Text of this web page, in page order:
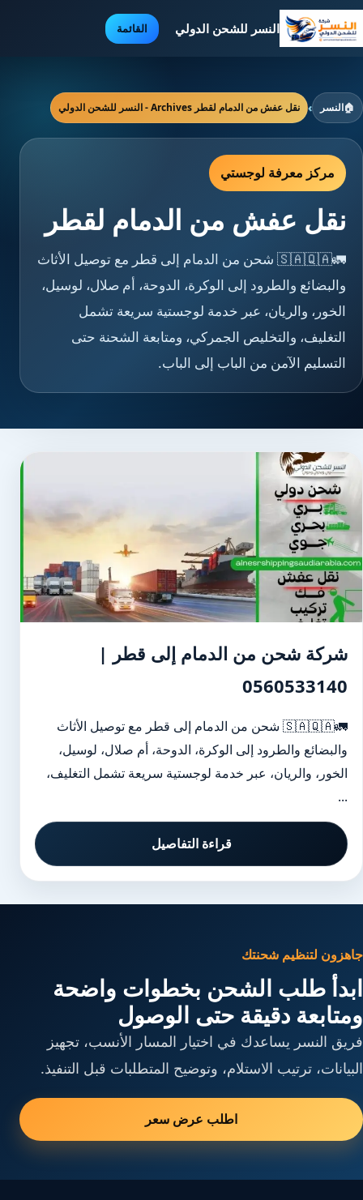
النسر للشحن الدولي القائمة
🏠النسر › نقل عفش من الدمام لقطر Archives - النسر للشحن الدولي
مركز معرفة لوجستي
نقل عفش من الدمام لقطر
🚛🇸🇦🇶🇦 شحن من الدمام إلى قطر مع توصيل الأثاث
والبضائع والطرود إلى الوكرة، الدوحة، أم صلال، لوسيل،
الخور، والريان، عبر خدمة لوجستية سريعة تشمل
التغليف، والتخليص الجمركي، ومتابعة الشحنة حتى
التسليم الآمن من الباب إلى الباب.
شركة شحن من الدمام إلى قطر |
0560533140
🚛🇸🇦🇶🇦 شحن من الدمام إلى قطر مع توصيل الأثاث
والبضائع والطرود إلى الوكرة، الدوحة، أم صلال، لوسيل،
الخور، والريان، عبر خدمة لوجستية سريعة تشمل التغليف،
...
قراءة التفاصيل
جاهزون لتنظيم شحنتك
ابدأ طلب الشحن بخطوات واضحة
ومتابعة دقيقة حتى الوصول
فريق النسر يساعدك في اختيار المسار الأنسب، تجهيز
البيانات، ترتيب الاستلام، وتوضيح المتطلبات قبل التنفيذ.
اطلب عرض سعر